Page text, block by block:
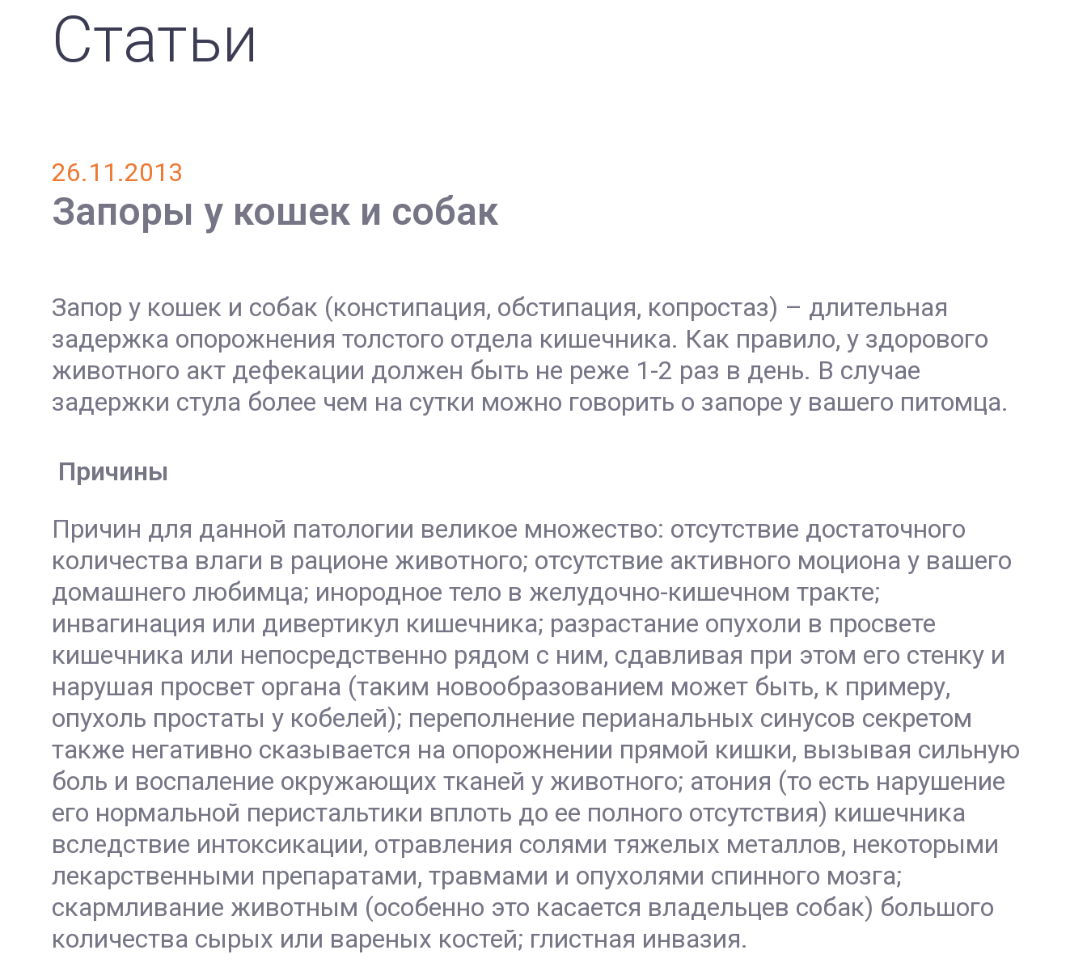
Статьи
26.11.2013
Запоры у кошек и собак
Запор у кошек и собак (констипация, обстипация, копростаз) – длительная
задержка опорожнения толстого отдела кишечника. Как правило, у здорового
животного акт дефекации должен быть не реже 1-2 раз в день. В случае
задержки стула более чем на сутки можно говорить о запоре у вашего питомца.
Причины
Причин для данной патологии великое множество: отсутствие достаточного
количества влаги в рационе животного; отсутствие активного моциона у вашего
домашнего любимца; инородное тело в желудочно-кишечном тракте;
инвагинация или дивертикул кишечника; разрастание опухоли в просвете
кишечника или непосредственно рядом с ним, сдавливая при этом его стенку и
нарушая просвет органа (таким новообразованием может быть, к примеру,
опухоль простаты у кобелей); переполнение перианальных синусов секретом
также негативно сказывается на опорожнении прямой кишки, вызывая сильную
боль и воспаление окружающих тканей у животного; атония (то есть нарушение
его нормальной перистальтики вплоть до ее полного отсутствия) кишечника
вследствие интоксикации, отравления солями тяжелых металлов, некоторыми
лекарственными препаратами, травмами и опухолями спинного мозга;
скармливание животным (особенно это касается владельцев собак) большого
количества сырых или вареных костей; глистная инвазия.